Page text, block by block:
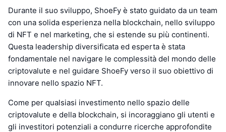
Durante il suo sviluppo, ShoeFy è stato guidato da un team
con una solida esperienza nella blockchain, nello sviluppo
di NFT e nel marketing, che si estende su più continenti.
Questa leadership diversificata ed esperta è stata
fondamentale nel navigare le complessità del mondo delle
criptovalute e nel guidare ShoeFy verso il suo obiettivo di
innovare nello spazio NFT.
Come per qualsiasi investimento nello spazio delle
criptovalute e della blockchain, si incoraggiano gli utenti e
gli investitori potenziali a condurre ricerche approfondite